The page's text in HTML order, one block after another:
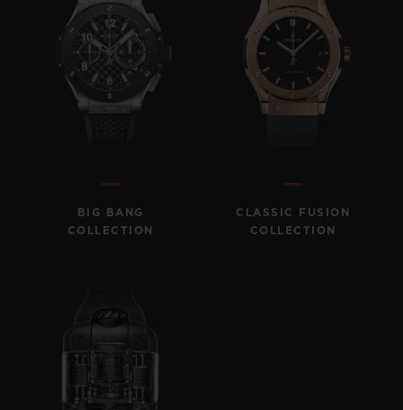
BIG BANG
COLLECTION
CLASSIC FUSION
COLLECTION